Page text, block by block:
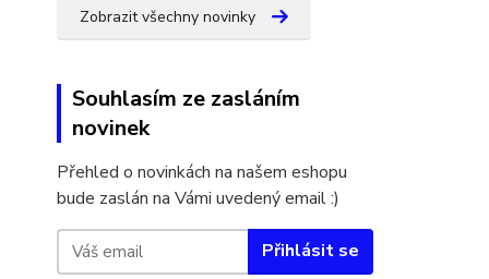
Zobrazit všechny novinky
Souhlasím ze zasláním
novinek
Přehled o novinkách na našem eshopu
bude zaslán na Vámi uvedený email :)
Přihlásit se